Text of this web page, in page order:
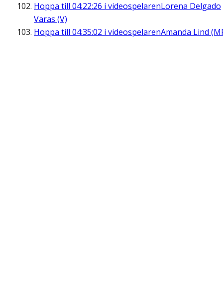
Hoppa till 04:22:26 i videospelarenLorena Delgado
Varas (V)
Hoppa till 04:35:02 i videospelarenAmanda Lind